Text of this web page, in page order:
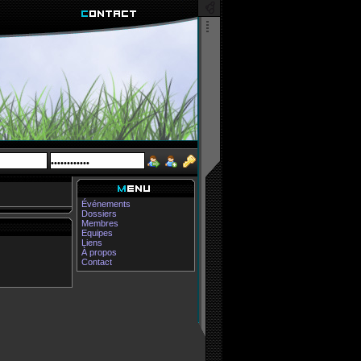
Événements
Dossiers
Membres
Equipes
Liens
À propos
Contact